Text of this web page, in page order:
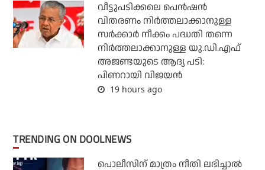
വീട്ടുപടിക്കലെ പെന്‍ഷന്‍
വിതരണം നിര്‍ത്തലാക്കാനുള്ള
സര്‍ക്കാര്‍ നീക്കം പദ്ധതി തന്നെ
നിര്‍ത്തലാക്കാനുള്ള യു.ഡി.എഫ്
അജണ്ടയുടെ ആദ്യ പടി:
പിണറായി വിജയന്‍
19 hours ago
TRENDING ON DOOLNEWS
പൊലീസിന് മാത്രം നീതി ലഭിച്ചാല്‍